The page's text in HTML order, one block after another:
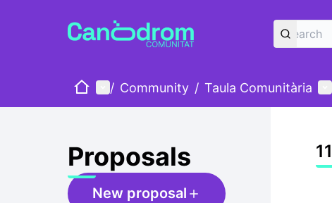
HomeMain menu
/ Community / Taula Comunitària
Proposals
New proposal